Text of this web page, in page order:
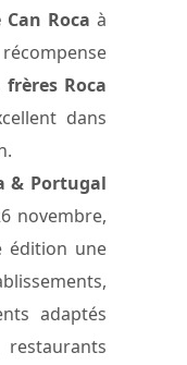
Can Roca à
frères Roca
dans
& Portugal
novembre,
édition une
adaptés